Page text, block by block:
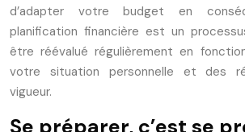
d’adapter votre budget en
planification financière est un
être réévalué régulièrement en
votre situation personnelle et des
vigueur.
Se préparer, c’est se